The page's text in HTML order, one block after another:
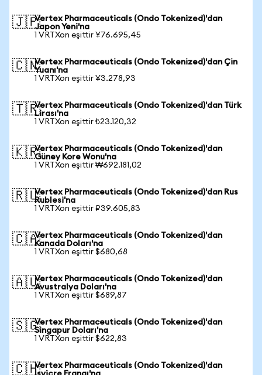
🇯🇵Vertex Pharmaceuticals (Ondo Tokenized)'dan
Japon Yeni'na
1 VRTXon eşittir ¥76.695,45
🇨🇳Vertex Pharmaceuticals (Ondo Tokenized)'dan Çin
Yuanı'na
1 VRTXon eşittir ¥3.278,93
🇹🇷Vertex Pharmaceuticals (Ondo Tokenized)'dan Türk
Lirası'na
1 VRTXon eşittir ₺23.120,32
🇰🇷Vertex Pharmaceuticals (Ondo Tokenized)'dan
Güney Kore Wonu'na
1 VRTXon eşittir ₩692.181,02
🇷🇺Vertex Pharmaceuticals (Ondo Tokenized)'dan Rus
Rublesi'na
1 VRTXon eşittir ₽39.605,83
🇨🇦Vertex Pharmaceuticals (Ondo Tokenized)'dan
Kanada Doları'na
1 VRTXon eşittir $680,68
🇦🇺Vertex Pharmaceuticals (Ondo Tokenized)'dan
Avustralya Doları'na
1 VRTXon eşittir $689,87
🇸🇬Vertex Pharmaceuticals (Ondo Tokenized)'dan
Singapur Doları'na
1 VRTXon eşittir $622,83
🇨🇭Vertex Pharmaceuticals (Ondo Tokenized)'dan